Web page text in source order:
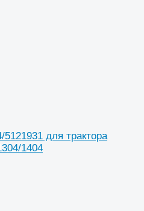
5121931 для трактора
1404